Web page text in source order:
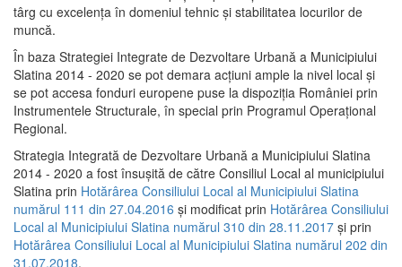
târg cu excelenţa în domeniul tehnic şi stabilitatea locurilor de
muncă.
În baza Strategiei Integrate de Dezvoltare Urbană a Municipiului
Slatina 2014 - 2020 se pot demara acţiuni ample la nivel local şi
se pot accesa fonduri europene puse la dispoziţia României prin
Instrumentele Structurale, în special prin Programul Operațional
Regional.
Strategia Integrată de Dezvoltare Urbană a Municipiului Slatina
2014 - 2020 a fost însuşită de către Consiliul Local al municipiului
Slatina prin Hotărârea Consiliului Local al Municipiului Slatina
numărul 111 din 27.04.2016 și modificat prin Hotărârea Consiliului
Local al Municipiului Slatina numărul 310 din 28.11.2017 și prin
Hotărârea Consiliului Local al Municipiului Slatina numărul 202 din
31.07.2018.